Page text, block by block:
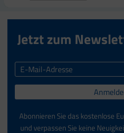
Jetzt zum
Abonnieren Sie das kostenlose
und verpassen Sie keine